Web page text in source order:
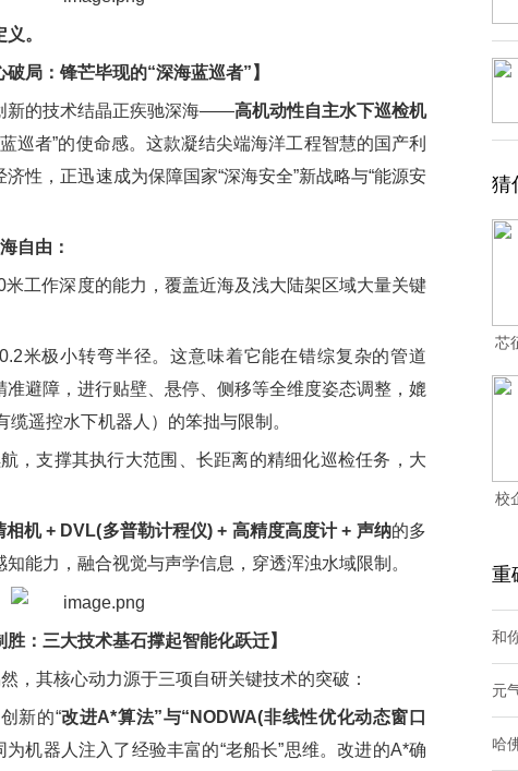
。
破局：锋芒毕现的“深海蓝巡者”】
的技术结晶正疾驰深海——高机动性自主水下巡检机
巡者”的使命感。这款凝结尖端海洋工程智慧的国产利
性，正迅速成为保障国家“深海安全”新战略与“能源安
自由：
米工作深度的能力，覆盖近海及浅大陆架区域大量关键
米极小转弯半径。这意味着它能在错综复杂的管道
避障，进行贴壁、悬停、侧移等全维度姿态调整，媲
遥控水下机器人）的笨拙与限制。
，支撑其执行大范围、长距离的精细化巡检任务，大
相机 + DVL(多普勒计程仪) + 高精度高度计 + 声纳的多
能力，融合视觉与声学信息，穿透浑浊水域限制。
胜：三大技术基石撑起智能化跃迁】
其核心动力源于三项自研关键技术的突破：
创新的“改进A*算法”与“NODWA(非线性优化动态窗口
为机器人注入了经验丰富的“老船长”思维。改进的A*确
猜
芯
校
重
和
元
哈